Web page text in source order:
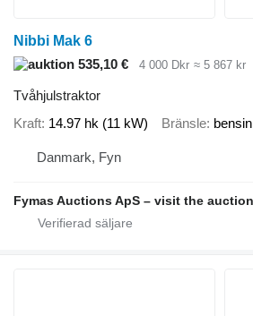
Nibbi Mak 6
535,10 €
4 000 Dkr ≈ 5 867 kr
Tvåhjulstraktor
Kraft 14.97 hk (11 kW) Bränsle bensin
Danmark, Fyn